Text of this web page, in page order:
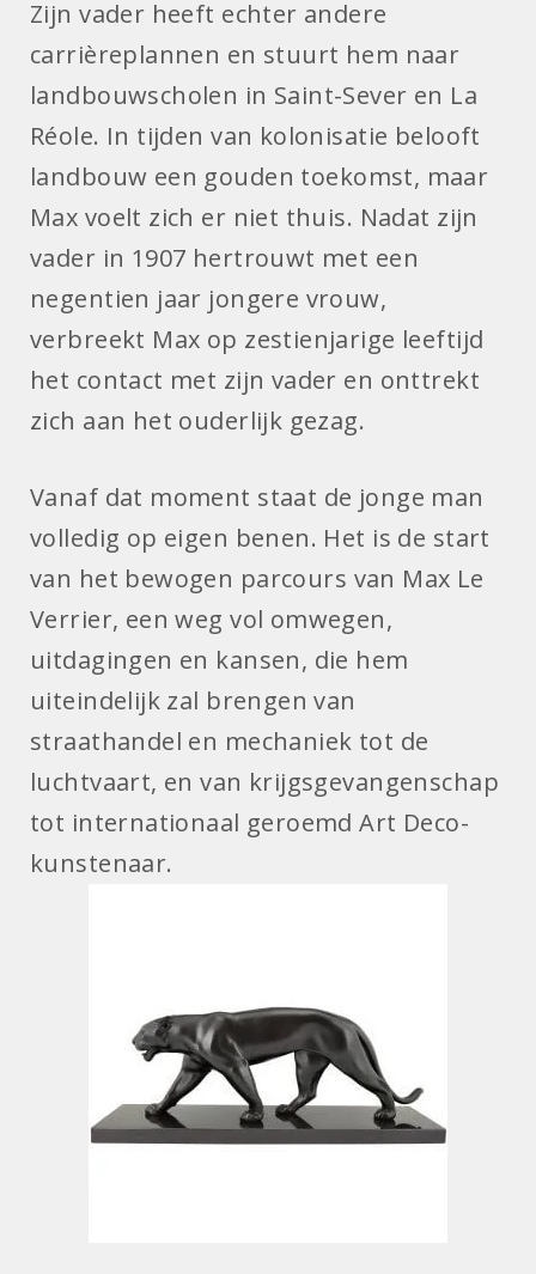
Zijn vader heeft echter andere
carrièreplannen en stuurt hem naar
landbouwscholen in Saint-Sever en La
Réole. In tijden van kolonisatie belooft
landbouw een gouden toekomst, maar
Max voelt zich er niet thuis. Nadat zijn
vader in 1907 hertrouwt met een
negentien jaar jongere vrouw,
verbreekt Max op zestienjarige leeftijd
het contact met zijn vader en onttrekt
zich aan het ouderlijk gezag.
Vanaf dat moment staat de jonge man
volledig op eigen benen. Het is de start
van het bewogen parcours van Max Le
Verrier, een weg vol omwegen,
uitdagingen en kansen, die hem
uiteindelijk zal brengen van
straathandel en mechaniek tot de
luchtvaart, en van krijgsgevangenschap
tot internationaal geroemd Art Deco-
kunstenaar.